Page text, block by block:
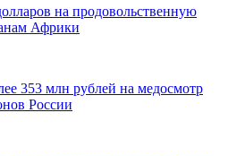
на продовольственную
Африки
353 млн рублей на медосмотр
России